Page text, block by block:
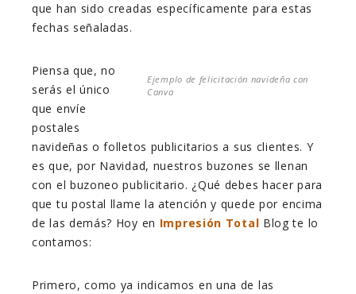
que han sido creadas específicamente para estas
fechas señaladas.
Ejemplo de felicitación navideña con
Canva
Piensa que, no
serás el único
que envíe
postales
navideñas o folletos publicitarios a sus clientes. Y
es que, por Navidad, nuestros buzones se llenan
con el buzoneo publicitario. ¿Qué debes hacer para
que tu postal llame la atención y quede por encima
de las demás? Hoy en Impresión Total Blog te lo
contamos:
Primero, como ya indicamos en una de las